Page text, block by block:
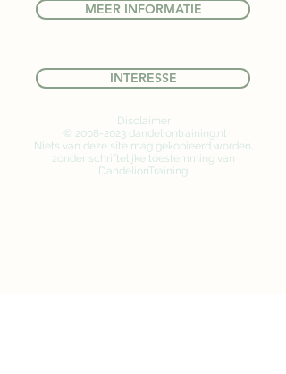
MEER INFORMATIE
INTERESSE
Disclaimer
© 2008-2023 dandeliontraining.nl
Niets van deze site mag gekopieerd worden,
zonder schriftelijke toestemming van
DandelionTraining.